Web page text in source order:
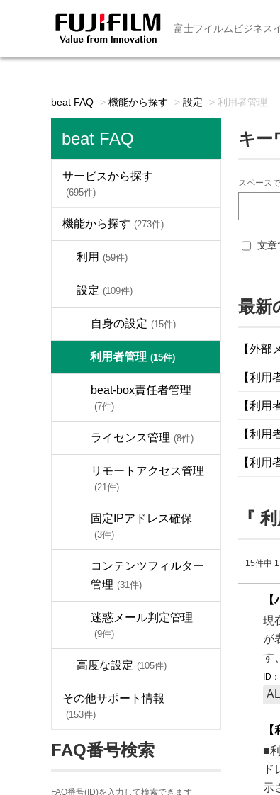
富士フイルムビジネス
beat FAQ > 機能から探す > 設定 > 利用者管理
beat FAQ
サービスから探す
(695件)
機能から探す (273件)
利用 (59件)
設定 (109件)
自身の設定 (15件)
利用者管理 (15件)
beat-box責任者管理
(7件)
ライセンス管理 (8件)
リモートアクセス管理
(21件)
固定IPアドレス確保
(3件)
コンテンツフィルター
管理 (31件)
迷惑メール判定管理
(9件)
高度な設定 (105件)
その他サポート情報
(153件)
FAQ番号検索
FAQ番号(ID)を入力して検索できます
キー
スペース
文章
最新
【外
【利
【利用
【利用
【利
『
15件中
現
が
す
ID
■
示